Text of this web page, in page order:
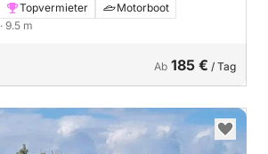
Topvermieter
Motorboot
· 9.5 m
Ab 185 € / Tag